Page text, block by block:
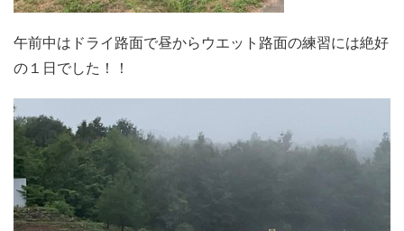
午前中はドライ路面で昼からウエット路面の練習には絶好
の１日でした！！